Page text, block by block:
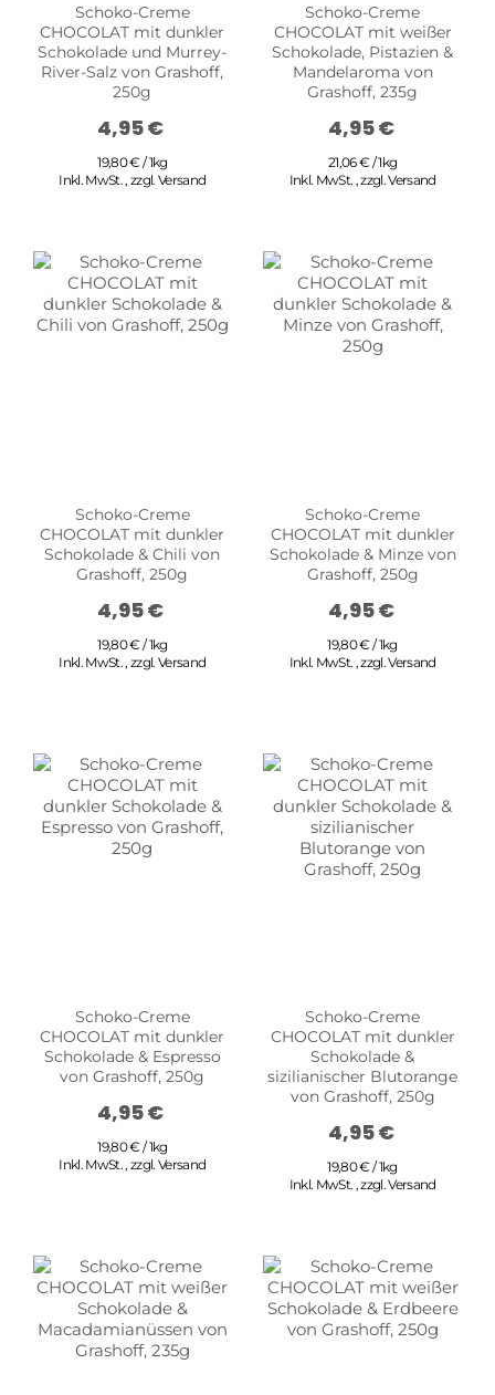
Schoko-Creme
CHOCOLAT mit dunkler
Schokolade und Murrey-
River-Salz von Grashoff,
250g
4,95 €
19,80 € / 1kg
Inkl. MwSt. ,zzgl.Versand
Schoko-Creme
CHOCOLAT mit weißer
Schokolade, Pistazien &
Mandelaroma von
Grashoff, 235g
4,95 €
21,06 € / 1kg
Inkl. MwSt. ,zzgl.Versand
Schoko-Creme
CHOCOLAT mit dunkler
Schokolade & Chili von
Grashoff, 250g
4,95 €
19,80 € / 1kg
Inkl. MwSt. ,zzgl.Versand
Schoko-Creme
CHOCOLAT mit dunkler
Schokolade & Minze von
Grashoff, 250g
4,95 €
19,80 € / 1kg
Inkl. MwSt. ,zzgl.Versand
Schoko-Creme
CHOCOLAT mit dunkler
Schokolade & Espresso
von Grashoff, 250g
4,95 €
19,80 € / 1kg
Inkl. MwSt. ,zzgl.Versand
Schoko-Creme
CHOCOLAT mit dunkler
Schokolade &
sizilianischer Blutorange
von Grashoff, 250g
4,95 €
19,80 € / 1kg
Inkl. MwSt. ,zzgl.Versand